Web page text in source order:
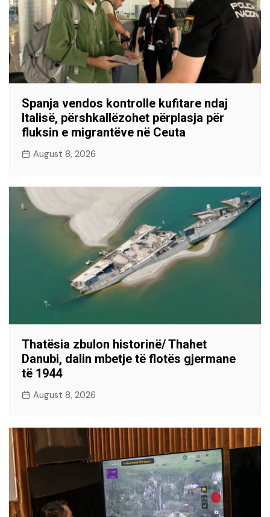
Spanja vendos kontrolle kufitare ndaj
Italisë, përshkallëzohet përplasja për
fluksin e migrantëve në Ceuta
August 8, 2026
Thatësia zbulon historinë/ Thahet
Danubi, dalin mbetje të flotës gjermane
të 1944
August 8, 2026